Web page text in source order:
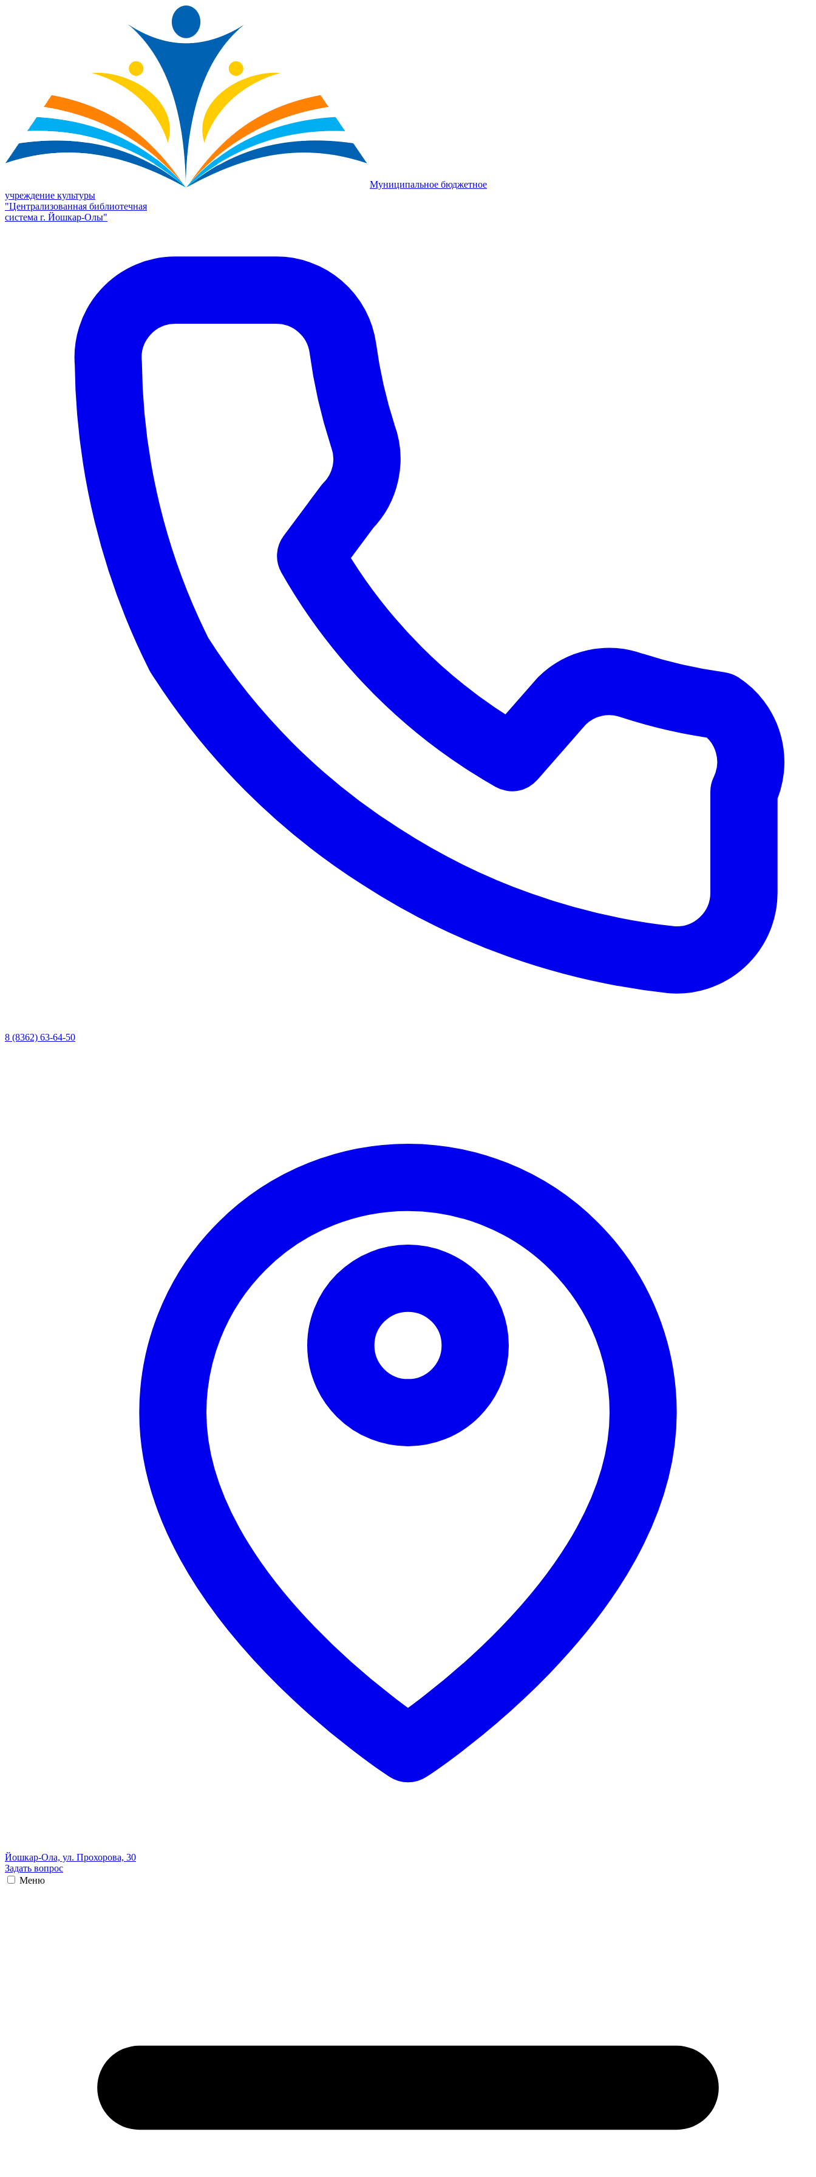
Муниципальное бюджетное
учреждение культуры
"Централизованная библиотечная
система г. Йошкар-Олы"
8 (8362) 63-64-50
Йошкар-Ола, ул. Прохорова, 30
Задать вопрос
Меню